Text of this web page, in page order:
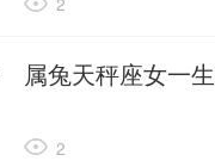
属兔天秤座女一
2